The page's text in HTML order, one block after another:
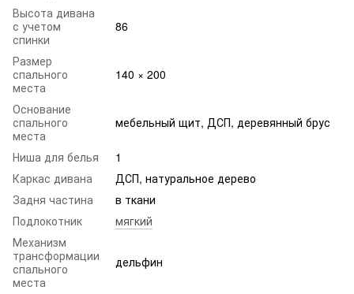
Высота дивана
с учетом
спинки
86
Размер
спального
места
140 × 200
Основание
спального
места
мебельный щит, ДСП, деревянный брус
Ниша для белья
1
Каркас дивана
ДСП, натуральное дерево
Задня частина
в ткани
Подлокотник
мягкий
Механизм
трансформации
спального
места
дельфин